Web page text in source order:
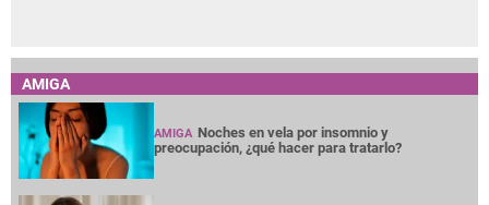
AMIGA
AMIGA Noches en vela por insomnio y
preocupación, ¿qué hacer para tratarlo?